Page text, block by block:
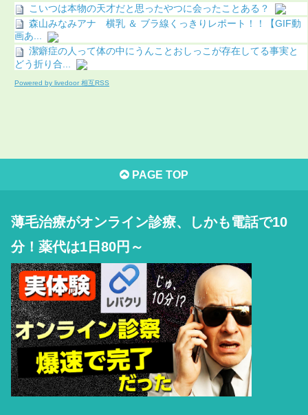
こいつは本物の天才だと思ったやつに会ったことある？
森山みなみアナ 横乳 ＆ ブラ線くっきりレポート！！【GIF動
画あ...
潔癖症の人って体の中にうんことおしっこが存在してる事実と
どう折り合...
Powered by livedoor 相互RSS
PAGE TOP
薄毛治療がオンライン診療、しかも電話で10
分！薬代は1日80円～